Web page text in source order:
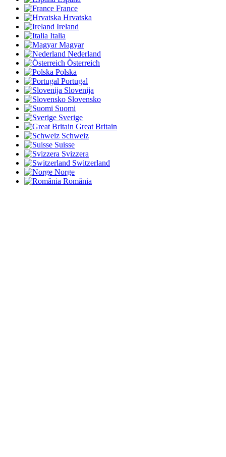
France
Hrvatska
Ireland
Italia
Magyar
Nederland
Österreich
Polska
Portugal
Slovenija
Slovensko
Suomi
Sverige
Great Britain
Schweiz
Suisse
Svizzera
Switzerland
Norge
România